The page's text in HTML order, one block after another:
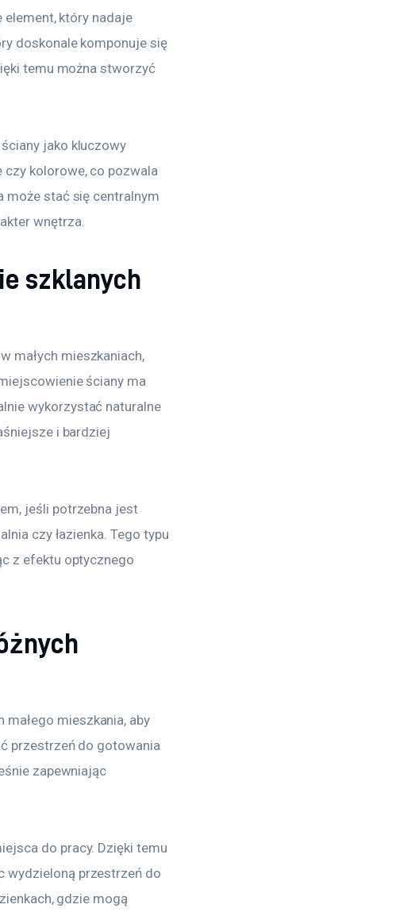
element, który nadaje
doskonale komponuje się
temu można stworzyć
jako kluczowy
kolorowe, co pozwala
może stać się centralnym
wnętrza.
szklanych
małych mieszkaniach,
ściany ma
wykorzystać naturalne
i bardziej
jeśli potrzebna jest
czy łazienka. Tego typu
z efektu optycznego
mieszkania, aby
przestrzeń do gotowania
zapewniając
do pracy. Dzięki temu
wydzieloną przestrzeń do
gdzie mogą